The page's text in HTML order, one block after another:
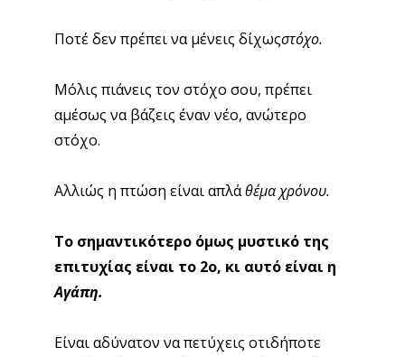
Ποτέ δεν πρέπει να μένεις δίχωςστόχο.
Μόλις πιάνεις τον στόχο σου, πρέπει
αμέσως να βάζεις έναν νέο, ανώτερο
στόχο.
Αλλιώς η πτώση είναι απλάθέμα χρόνου.
Το σημαντικότερο όμως μυστικό της
επιτυχίας είναι το 2ο, κι αυτό είναι η
Αγάπη.
Είναι αδύνατον να πετύχεις οτιδήποτε